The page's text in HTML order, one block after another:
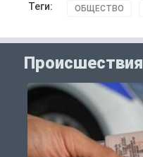
Теги: ОБЩЕСТВО
Происшествия